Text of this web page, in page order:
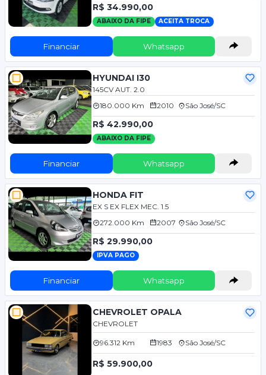
R$ 34.990,00
ABAIXO DA FIPE ACEITA TROCA
Financiar Whatsapp
HYUNDAI I30
145CV AUT. 2.0
180.000 Km
2010 São José/SC
R$ 42.990,00
ABAIXO DA FIPE
Financiar Whatsapp
HONDA FIT
EX S EX FLEX MEC. 1.5
272.000 Km
2007 São José/SC
R$ 29.990,00
IPVA PAGO
Financiar Whatsapp
CHEVROLET OPALA
CHEVROLET
96.312 Km 1983 São José/SC
R$ 59.900,00